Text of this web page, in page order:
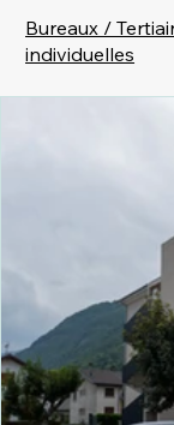
Bureaux /
individuelles